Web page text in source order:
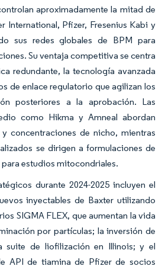
aproximadamente la mitad de
International, Pfizer, Fresenius Kabi y
sus redes globales de BPM para
Su ventaja competitiva se centra
redundante, la tecnología avanzada
de enlace regulatorio que agilizan los
posteriores a la aprobación. Las
como Hikma y Amneal abordan
concentraciones de nicho, mientras
se dirigen a formulaciones de
estudios mitocondriales.
durante 2024-2025 incluyen el
inyectables de Baxter utilizando
SIGMA FLEX, que aumentan la vida
por partículas; la inversión de
suite de liofilización en Illinois; y el
API de tiamina de Pfizer de socios